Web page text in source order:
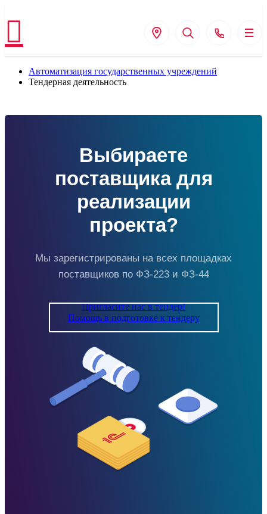
Автоматизация государственных учреждений
Тендерная деятельность
Выбираете
поставщика для
реализации
проекта?
Мы зарегистрированы на всех площадках
поставщиков по ФЗ-223 и ФЗ-44
Пригласите нас в тендер!
Помощь в подготовке к тендеру